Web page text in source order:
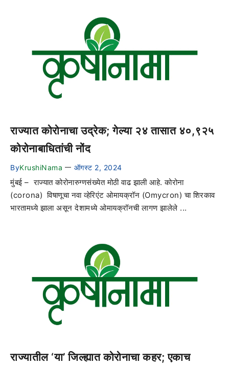
राज्यात कोरोनाचा उद्रेक; गेल्या २४ तासात ४०,९२५
कोरोनाबाधितांची नोंद
ByKrushiNama — ऑगस्ट 2, 2024
मुंबई – राज्यात कोरोनारुग्णसंख्येत मोठी वाढ झाली आहे. कोरोना
(corona) विषाणूचा नवा व्हेरिएंट ओमायक्रॉन (Omycron) चा शिरकाव
भारतामध्ये झाला असून देशामध्ये ओमायक्रॉनची लागण झालेले ...
राज्यातील ‘या’ जिल्ह्यात कोरोनाचा कहर; एकाच